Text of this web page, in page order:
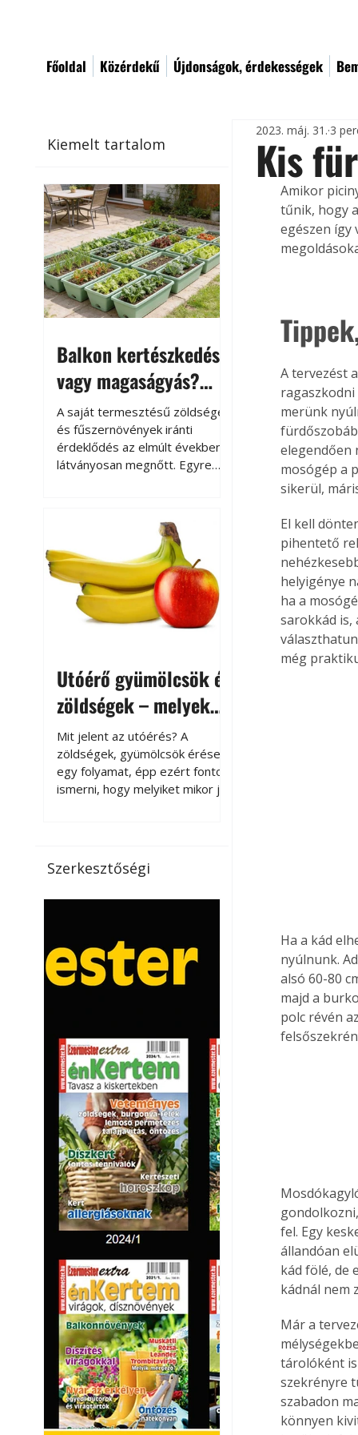
Főoldal Közérdekű Újdonságok, érdekességek
Kiemelt tartalom
Balkon kertészkedés
vagy magaságyás?
Helytakarékos
kertészkedés
A saját termesztésű zöldségek
és fűszernövények iránti
érdeklődés az elmúlt években
látványosan megnőtt. Egyre
kertészkedés sokak számára
kikapcsolódást és feltöltődést
is jelent.
Utóérő gyümölcsök és
zöldségek – melyek
érnek tovább leszedés
után?
Mit jelent az utóérés? A
zöldségek, gyümölcsök érése
egy folyamat, épp ezért fontos
ismerni, hogy melyiket mikor jó
paradicsomot sokszor
gazdasági érettségben, azaz
Utóérik eközben, de nem lesz
olyan ízű, mint amit a saját
kertünkben, biológiai
tárolható h
Szerkesztőségi
Kis
2023. máj. 31. 3
Amikor
tűnik, hogy
egészen így
A tervezést
merünk
elegendően
mosógép a
sikerül,
El kell
pihentető
helyigénye
ha a
sarokkád is,
még
Ha a kád
nyúlnunk.
alsó 60-80
majd a
polc révén
fel. Egy
állandóan
kád fölé, de
kádnál nem
Már a
tárolóként
szekrényre
szabadon
könnyen